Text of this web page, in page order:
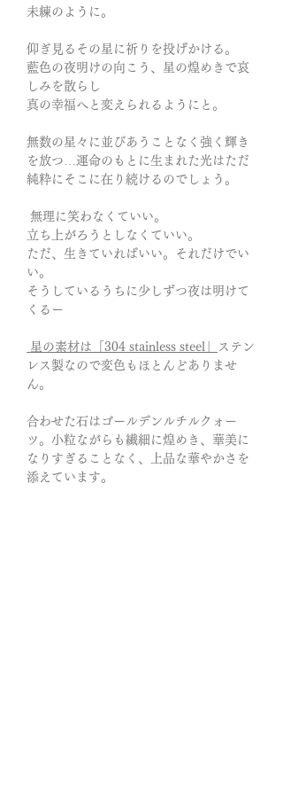
未練のように。
仰ぎ見るその星に祈りを投げかける。
藍色の夜明けの向こう、星の煌めきで哀
しみを散らし
真の幸福へと変えられるようにと。
無数の星々に並びあうことなく強く輝き
を放つ…運命のもとに生まれた光はただ
純粋にそこに在り続けるのでしょう。
無理に笑わなくていい。
立ち上がろうとしなくていい。
ただ、生きていればいい。それだけでい
い。
そうしているうちに少しずつ夜は明けて
くるー
星の素材は「304 stainless steel」
ステン
レス製なので変色もほとんどありませ
ん。
合わせた石はゴールデンルチルクォー
ツ。小粒ながらも繊細に煌めき、華美に
なりすぎることなく、上品な華やかさを
添えています。